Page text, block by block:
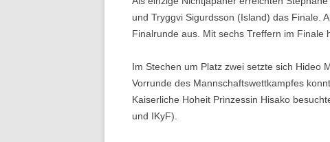
und Tryggvi Sigurdsson (Island) das Finale.
Finalrunde aus. Mit sechs Treffern im Finale
Im Stechen um Platz zwei setzte sich Hideo
Vorrunde des Mannschaftswettkampfes
Kaiserliche Hoheit Prinzessin Hisako
und IKyF).